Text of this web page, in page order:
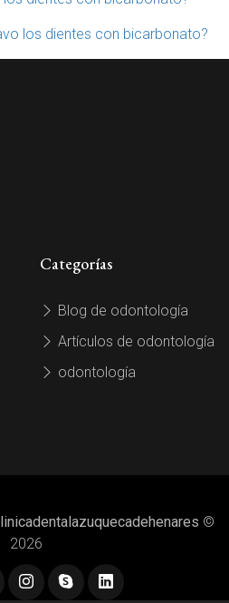
los dientes con bicarbonato?
Categorías
Blog de odontología
Artículos de odontología
odontología
©
2026